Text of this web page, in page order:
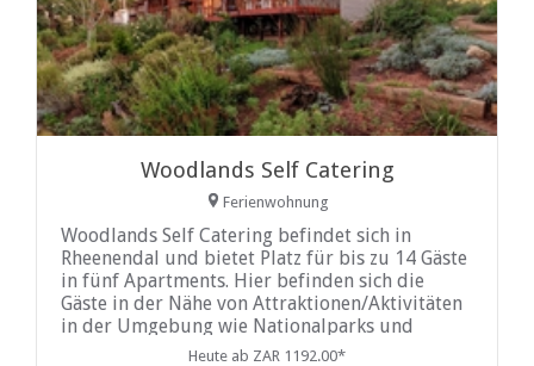
Woodlands Self Catering
Ferienwohnung
Woodlands Self Catering befindet sich in
Rheenendal und bietet Platz für bis zu 14 Gäste
in fünf Apartments. Hier befinden sich die
Gäste in der Nähe von Attraktionen/Aktivitäten
in der Umgebung wie Nationalparks und
Schutzgebieten.Heute ab ZAR 1192.00*